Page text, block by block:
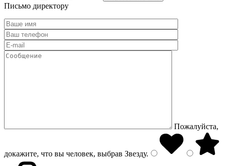
Письмо директору
Пожалуйста,
докажите, что вы человек, выбрав Звезду.